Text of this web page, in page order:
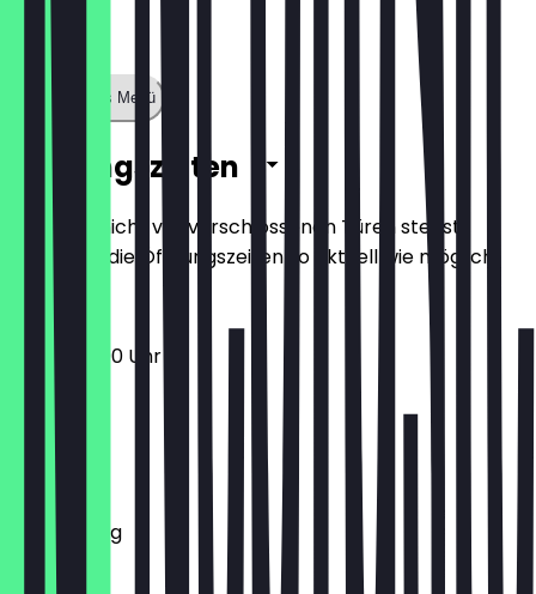
Zeige ganzes Menü
Öffnungszeiten
Damit du nicht vor verschlossenen Türen stehst,
halten wir die Öffnungszeiten so aktuell wie möglich.
13:00 - 22:00 Uhr
Montag
Dienstag
Mittwoch
Donnerstag
Freitag